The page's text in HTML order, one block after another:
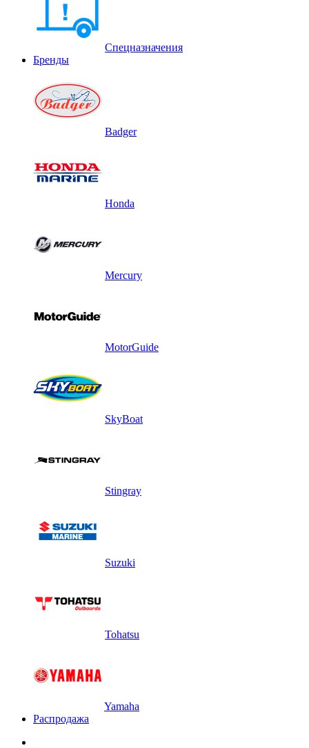
Спецназначения
Бренды
Badger
Honda
Mercury
MotorGuide
SkyBoat
Stingray
Suzuki
Tohatsu
Yamaha
Распродажа